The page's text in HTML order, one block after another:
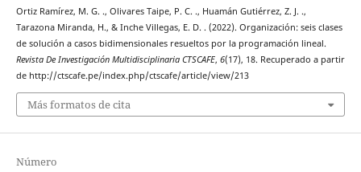
Ortiz Ramírez, M. G. ., Olivares Taipe, P. C. ., Huamán Gutiérrez, Z. J. .,
Tarazona Miranda, H., & Inche Villegas, E. D. . (2022). Organización: seis clases
de solución a casos bidimensionales resueltos por la programación lineal.
Revista De Investigación Multidisciplinaria CTSCAFE, 6(17), 18. Recuperado a partir
de http://ctscafe.pe/index.php/ctscafe/article/view/213
Más formatos de cita
Número